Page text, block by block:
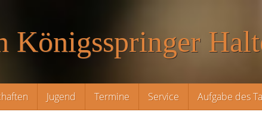
Königsspringer
Jugend Termine Service Aufgabe des